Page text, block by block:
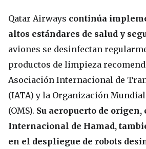
Qatar Airways continúa
altos estándares de salud y
aviones se desinfectan
productos de limpieza
Asociación Internacional de
(IATA) y la Organización Mundial
(OMS). Su aeropuerto de
Internacional de Hamad,
en el despliegue de robots